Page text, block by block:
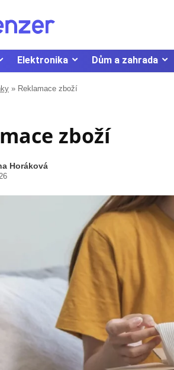
Elektronika Dům a zahrada
» Reklamace zboží
zboží
Horáková